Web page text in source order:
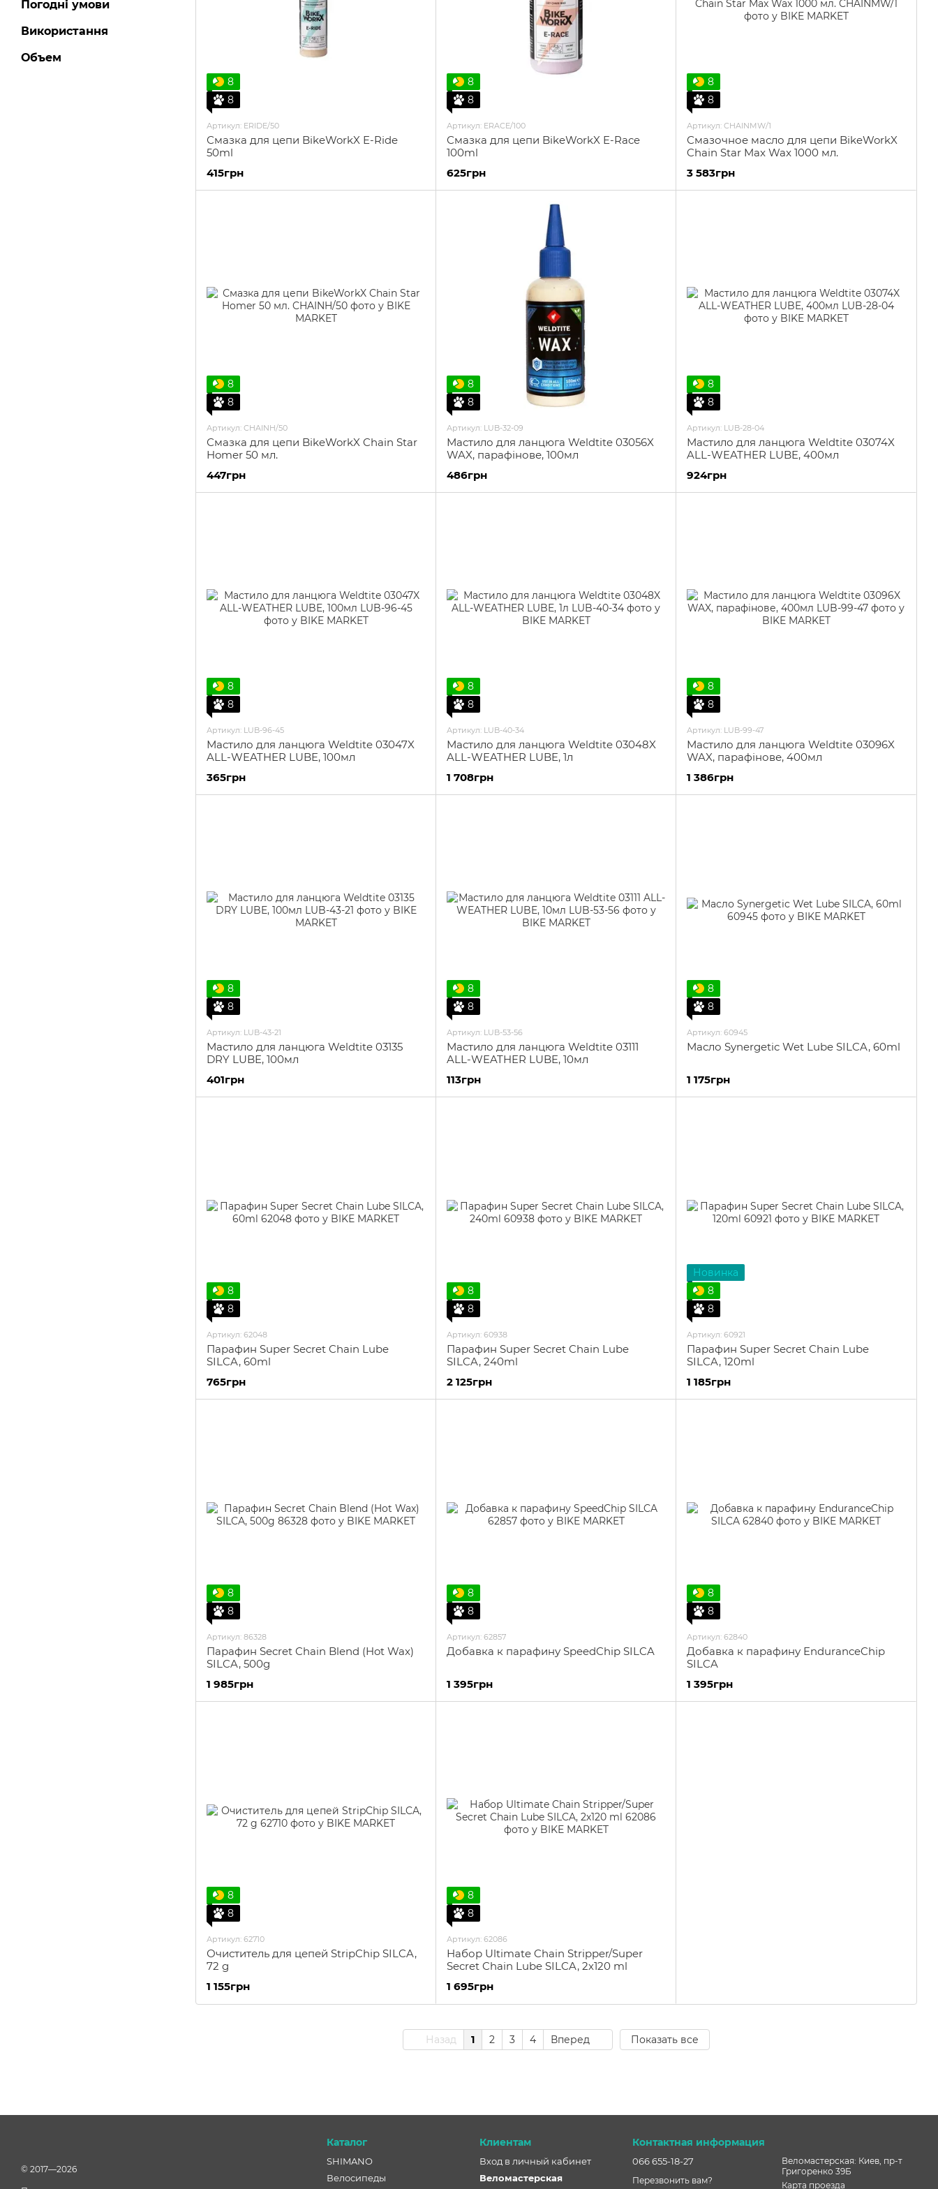
8
8
Артикул: ERIDE/50
Смазка для цепи BikeWorkX E-Ride
50ml
415грн
8
8
Артикул: ERACE/100
Смазка для цепи BikeWorkX E-Race
100ml
625грн
8
8
Артикул: CHAINMW/1
Смазочное масло для цепи BikeWorkX
Chain Star Max Wax 1000 мл.
3 583грн
8
8
Артикул: CHAINH/50
Смазка для цепи BikeWorkX Chain Star
Homer 50 мл.
447грн
8
8
Артикул: LUB-32-09
Мастило для ланцюга Weldtite 03056X
WAX, парафінове, 100мл
486грн
8
8
Артикул: LUB-28-04
Мастило для ланцюга Weldtite 03074X
ALL-WEATHER LUBE, 400мл
924грн
8
8
Артикул: LUB-96-45
Мастило для ланцюга Weldtite 03047X
ALL-WEATHER LUBE, 100мл
365грн
8
8
Артикул: LUB-40-34
Мастило для ланцюга Weldtite 03048X
ALL-WEATHER LUBE, 1л
1 708грн
8
8
Артикул: LUB-99-47
Мастило для ланцюга Weldtite 03096X
WAX, парафінове, 400мл
1 386грн
8
8
Артикул: LUB-43-21
Мастило для ланцюга Weldtite 03135
DRY LUBE, 100мл
401грн
8
8
Артикул: LUB-53-56
Мастило для ланцюга Weldtite 03111
ALL-WEATHER LUBE, 10мл
113грн
8
8
Артикул: 60945
Масло Synergetic Wet Lube SILCA, 60ml
1 175грн
8
8
Артикул: 62048
Парафин Super Secret Chain Lube
SILCA, 60ml
765грн
8
8
Артикул: 60938
Парафин Super Secret Chain Lube
SILCA, 240ml
2 125грн
Новинка
8
8
Артикул: 60921
Парафин Super Secret Chain Lube
SILCA, 120ml
1 185грн
8
8
Артикул: 86328
Парафин Secret Chain Blend (Hot Wax)
SILCA, 500g
1 985грн
8
8
Артикул: 62857
Добавка к парафину SpeedChip SILCA
1 395грн
8
8
Артикул: 62840
Добавка к парафину EnduranceChip
SILCA
1 395грн
8
8
Артикул: 62710
Очиститель для цепей StripChip SILCA,
72 g
1 155грн
8
8
Артикул: 62086
Набор Ultimate Chain Stripper/Super
Secret Chain Lube SILCA, 2х120 ml
1 695грн
Назад 1 2 3 4 Вперед Показать все
Погодні умови
Використання
Объем
© 2017—2026
Каталог
SHIMANO
Велосипеды
Клиентам
Вход в личный кабинет
Веломастерская
Контактная информация
066 655-18-27
Перезвонить вам?
Веломастерская: Киев, пр-т
Григоренко 39Б
Карта проезда